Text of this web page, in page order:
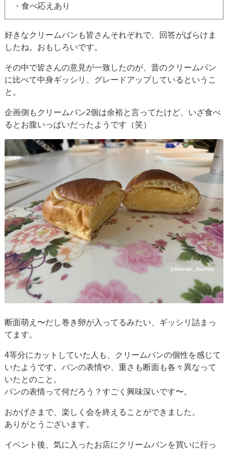
・食べ応えあり
好きなクリームパンも皆さんそれぞれで、回答がばらけま
したね。おもしろいです。
その中で皆さんの意見が一致したのが、昔のクリームパン
に比べて中身ギッシリ、グレードアップしているというこ
と。
企画側もクリームパン2個は余裕と言ってたけど、いざ食べ
るとお腹いっぱいだったようです（笑）
断面萌え〜だし巻き卵が入ってるみたい、ギッシリ詰まっ
てます。
4等分にカットしていた人も、クリームパンの個性を感じて
いたようです。パンの表情や、重さも断面も各々異なって
いたとのこと。
パンの表情って何だろう？すごく興味深いです〜。
おかげさまで、楽しく会を終えることができました。
ありがとうございます。
イベント後、気に入ったお店にクリームパンを買いに行っ